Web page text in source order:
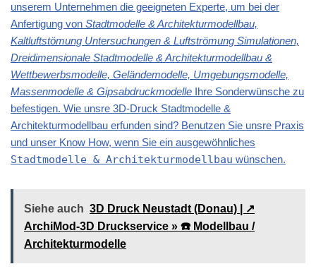
unserem Unternehmen die geeigneten Experte, um bei der
Anfertigung von Stadtmodelle & Architekturmodellbau,
Kaltluftstömung Untersuchungen & Luftströmung Simulationen,
Dreidimensionale Stadtmodelle & Architekturmodellbau &
Wettbewerbsmodelle, Geländemodelle, Umgebungsmodelle,
Massenmodelle & Gipsabdruckmodelle Ihre Sonderwünsche zu
befestigen. Wie unsre 3D-Druck Stadtmodelle &
Architekturmodellbau erfunden sind? Benutzen Sie unsre Praxis
und unser Know How, wenn Sie ein ausgewöhnliches
Stadtmodelle & Architekturmodellbau wünschen.
Siehe auch 3D Druck Neustadt (Donau) | ↗️
ArchiMod-3D Druckservice » ☎️ Modellbau /
Architekturmodelle